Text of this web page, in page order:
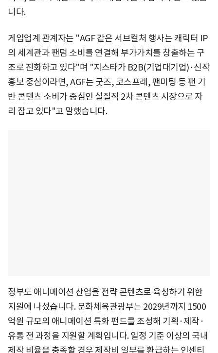
니다.
게임업계 관계자는 "AGF 같은 서브컬처 행사는 캐릭터 IP
의 세계관과 팬덤 소비를 연결해 부가가치를 창출하는 구
조로 진화하고 있다"며 "지스타가 B2B(기업대기업)·신작
홍보 중심이라면, AGF는 굿즈, 코스프레, 팬미팅 등 팬 기
반 콘텐츠 소비가 중심인 실질적 2차 콘텐츠 시장으로 자
리 잡고 있다"고 말했습니다.
정부도 애니메이션 산업을 전략 콘텐츠로 육성하기 위한
지원에 나섰습니다. 문화체육관광부는 2029년까지 1500
억원 규모의 애니메이션 특화 펀드를 조성해 기획·제작·
유통 전 과정을 지원할 계획입니다. 일정 기준 이상의 국내
제작 비율을 충족할 경우 제작비 일부를 환급하는 인센티